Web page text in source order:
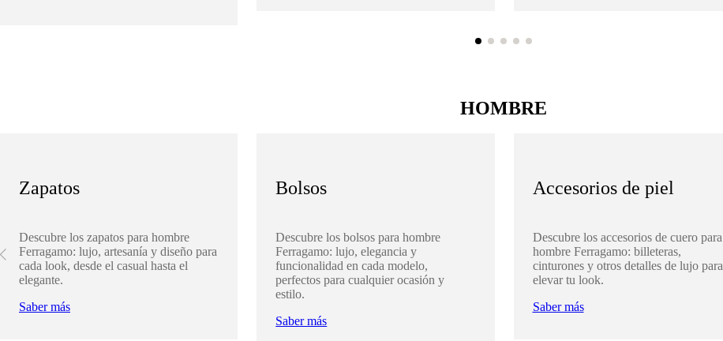
HOMBRE
Zapatos
Descubre los zapatos para hombre
Ferragamo: lujo, artesanía y diseño para
cada look, desde el casual hasta el
elegante.
Saber más
Bolsos
Descubre los bolsos para hombre
Ferragamo: lujo, elegancia y
funcionalidad en cada modelo,
perfectos para cualquier ocasión y
estilo.
Saber más
Accesorios de piel
Descubre los accesorios de cuero para
hombre Ferragamo: billeteras,
cinturones y otros detalles de lujo para
elevar tu look.
Saber más